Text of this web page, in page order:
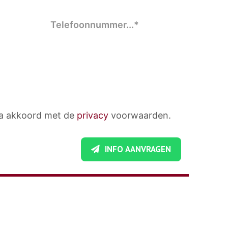
akkoord met de privacy voorwaarden.
INFO AANVRAGEN